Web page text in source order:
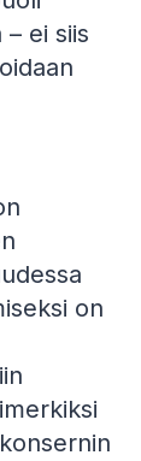
ei siis
on